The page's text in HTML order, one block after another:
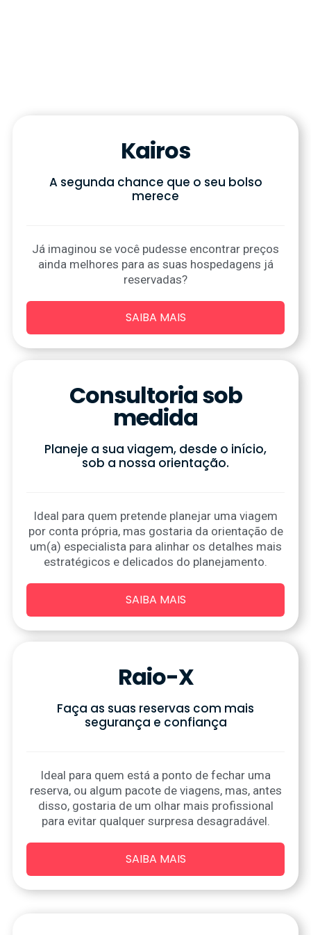
Kairos
A segunda chance que o seu bolso
merece
Já imaginou se você pudesse encontrar preços
ainda melhores para as suas hospedagens já
reservadas?
SAIBA MAIS
Consultoria sob
medida
Planeje a sua viagem, desde o início,
sob a nossa orientação.
Ideal para quem pretende planejar uma viagem
por conta própria, mas gostaria da orientação de
um(a) especialista para alinhar os detalhes mais
estratégicos e delicados do planejamento.
SAIBA MAIS
Raio-X
Faça as suas reservas com mais
segurança e confiança
Ideal para quem está a ponto de fechar uma
reserva, ou algum pacote de viagens, mas, antes
disso, gostaria de um olhar mais profissional
para evitar qualquer surpresa desagradável.
SAIBA MAIS